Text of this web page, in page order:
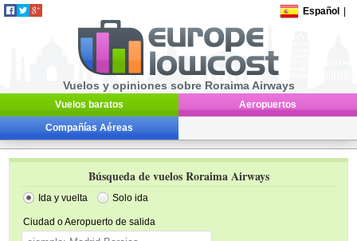
Español
Vuelos y opiniones sobre Roraima Airways
Vuelos baratos Aeropuertos
Compañías Aéreas
Búsqueda de vuelos Roraima Airways
Ida y vuelta Solo ida
Ciudad o Aeropuerto de salida